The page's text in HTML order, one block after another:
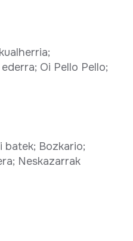
Oi Pello Pello;
batek; Bozkario;
Neskazarrak